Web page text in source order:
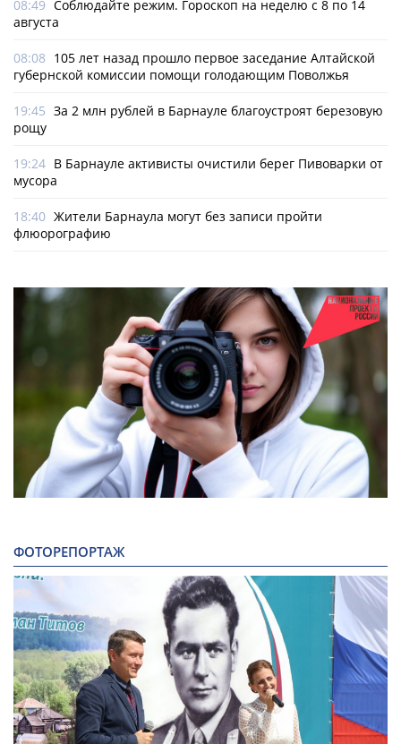
08:49 Соблюдайте режим. Гороскоп на неделю с 8 по 14
августа
08:08 105 лет назад прошло первое заседание Алтайской
губернской комиссии помощи голодающим Поволжья
19:45 За 2 млн рублей в Барнауле благоустроят березовую
рощу
19:24 В Барнауле активисты очистили берег Пивоварки от
мусора
18:40 Жители Барнаула могут без записи пройти
флюорографию
ФОТОРЕПОРТАЖ